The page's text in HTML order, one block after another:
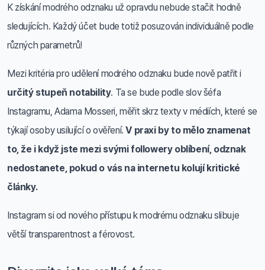
K získání modrého odznaku už opravdu nebude stačit hodně
sledujících. Každý účet bude totiž posuzován individuálně podle
různých parametrů!
Mezi kritéria pro udělení modrého odznaku bude nově patřit i
určitý stupeň notability. Ta se bude podle slov šéfa
Instagramu, Adama Mosseri, měřit skrz texty v médiích, které se
týkají osoby usilující o ověření. V praxi by to mělo znamenat
to, že i když jste mezi svými followery oblíbení, odznak
nedostanete, pokud o vás na internetu kolují kritické
články.
Instagram si od nového přístupu k modrému odznaku slibuje
větší transparentnost a férovost.